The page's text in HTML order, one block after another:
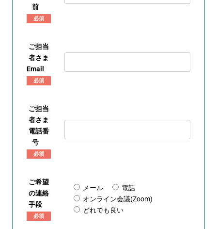
前
必須
ご担当
者さま
Email
必須
ご担当
者さま
電話番
号
必須
ご希望
の連絡
手段
必須
メール
電話
オンライン会議(Zoom)
どれでも良い